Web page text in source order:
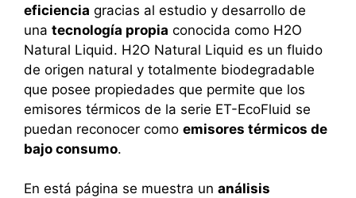
eficiencia gracias al estudio y desarrollo de
una tecnología propia conocida como H2O
Natural Liquid. H2O Natural Liquid es un fluido
de origen natural y totalmente biodegradable
que posee propiedades que permite que los
emisores térmicos de la serie ET-EcoFluid se
puedan reconocer como emisores térmicos de
bajo consumo.
En está página se muestra un análisis